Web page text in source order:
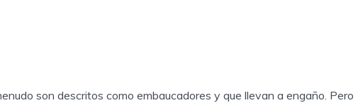
son descritos como embaucadores y que llevan a engaño. Pero